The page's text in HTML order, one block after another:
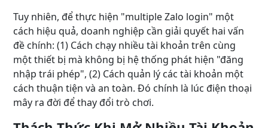
Tuy nhiên, để thực hiện "multiple Zalo login" một
cách hiệu quả, doanh nghiệp cần giải quyết hai vấn
đề chính: (1) Cách chạy nhiều tài khoản trên cùng
một thiết bị mà không bị hệ thống phát hiện "đăng
nhập trái phép", (2) Cách quản lý các tài khoản một
cách thuận tiện và an toàn. Đó chính là lúc điện thoại
mây ra đời để thay đổi trò chơi.